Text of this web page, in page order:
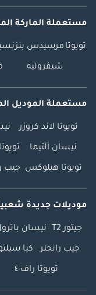
مستعملة الماركة
تويوتا مرسيدس بنز
شيفروليه
مستعملة الموديل
تويوتا لاند كروزر
نيسان ألتيما
تويوتا هيلوكس جيب
موديلات جديدة
جيتور T2 نيسان
جيب رانجلر كيا
تويوتا راف ٤